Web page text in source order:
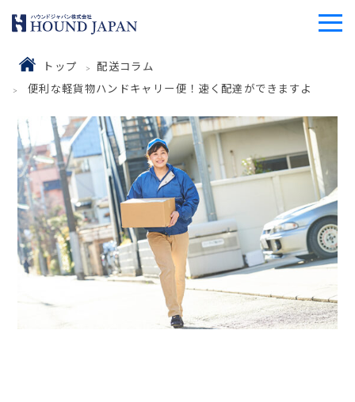
トップ
配送コラム
便利な軽貨物ハンドキャリー便！速く配達ができますよ